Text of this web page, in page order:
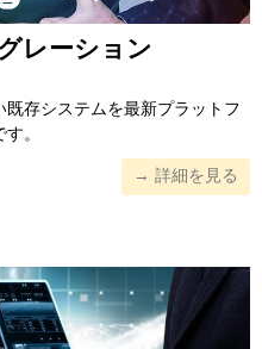
レーション
存システムを最新プラットフ
。
→ 詳細を見る